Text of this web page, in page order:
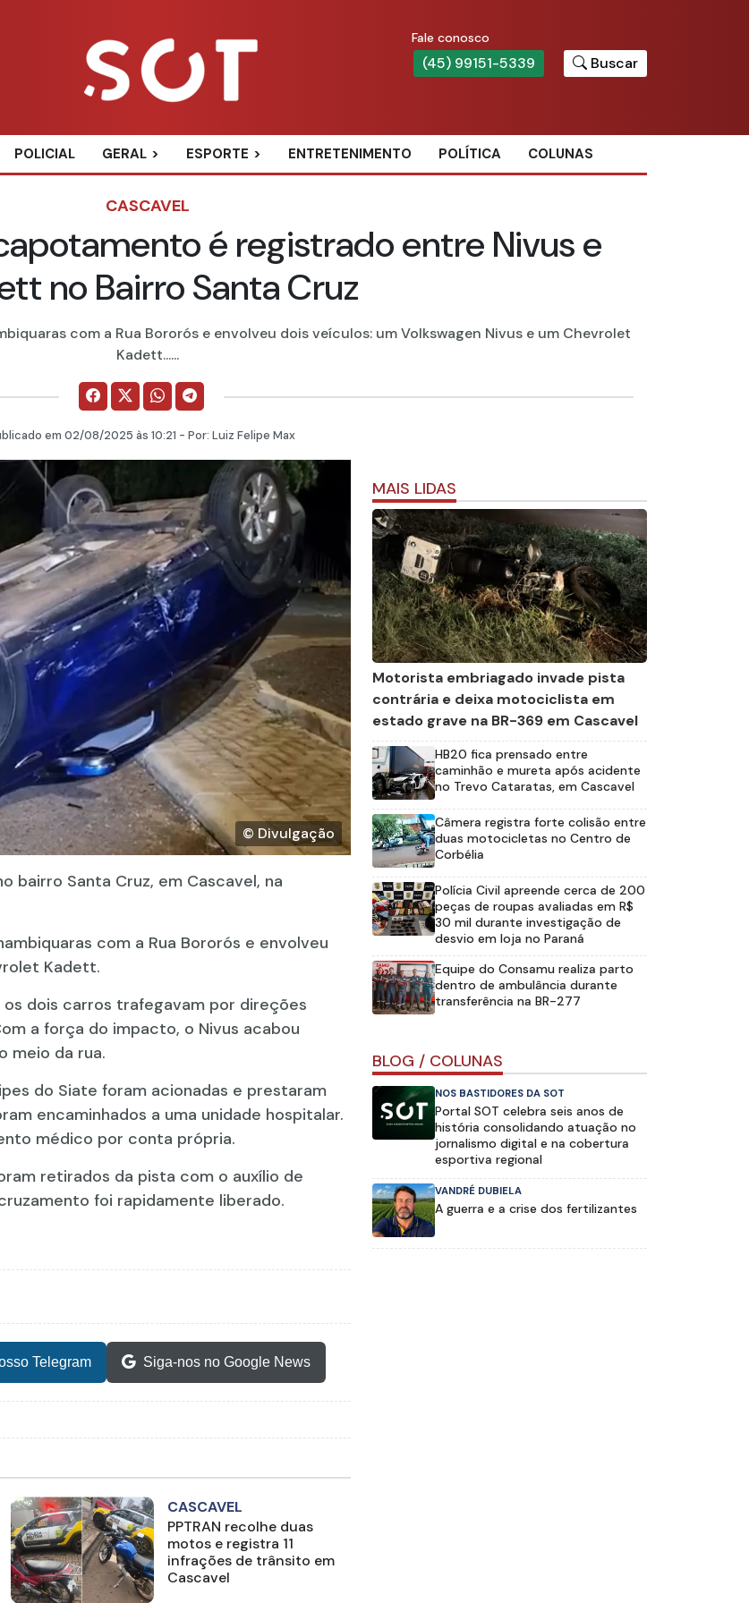
Fale conosco
(45) 99151-5339 Buscar
POLICIAL GERAL ESPORTE ENTRETENIMENTO POLÍTICA COLUNAS
CASCAVEL
é registrado entre Nivus e
no Bairro Santa Cruz
com a Rua Bororós e envolveu dois veículos: um Volkswagen Nivus e um Chevrolet
Kadett......
em 02/08/2025 às 10:21 - Por: Luiz Felipe Max
© Divulgação
bairro Santa Cruz, em Cascavel, na
com a Rua Bororós e envolveu
Kadett.
dois carros trafegavam por direções
a força do impacto, o Nivus acabou
meio da rua.
do Siate foram acionadas e prestaram
encaminhados a uma unidade hospitalar.
médico por conta própria.
retirados da pista com o auxílio de
foi rapidamente liberado.
Telegram Siga-nos no Google News
CASCAVEL
PPTRAN recolhe duas
motos e registra 11
infrações de trânsito em
Cascavel
MAIS LIDAS
Motorista embriagado invade pista
contrária e deixa motociclista em
estado grave na BR-369 em Cascavel
HB20 fica prensado entre
caminhão e mureta após acidente
no Trevo Cataratas, em Cascavel
Câmera registra forte colisão entre
duas motocicletas no Centro de
Corbélia
Polícia Civil apreende cerca de 200
peças de roupas avaliadas em R$
30 mil durante investigação de
desvio em loja no Paraná
Equipe do Consamu realiza parto
dentro de ambulância durante
transferência na BR-277
BLOG / COLUNAS
NOS BASTIDORES DA SOT
Portal SOT celebra seis anos de
história consolidando atuação no
jornalismo digital e na cobertura
esportiva regional
VANDRÉ DUBIELA
A guerra e a crise dos fertilizantes